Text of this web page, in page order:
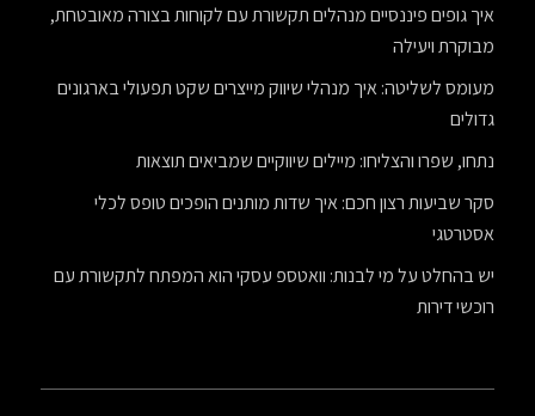
איך גופים פיננסיים מנהלים תקשורת עם לקוחות בצורה מאובטחת,
מבוקרת ויעילה
מעומס לשליטה: איך מנהלי שיווק מייצרים שקט תפעולי בארגונים
גדולים
נתחו, שפרו והצליחו: מיילים שיווקיים שמביאים תוצאות
סקר שביעות רצון חכם: איך שדות מותנים הופכים טופס לכלי
אסטרטגי
יש בהחלט על מי לבנות: וואטספ עסקי הוא המפתח לתקשורת עם
רוכשי דירות